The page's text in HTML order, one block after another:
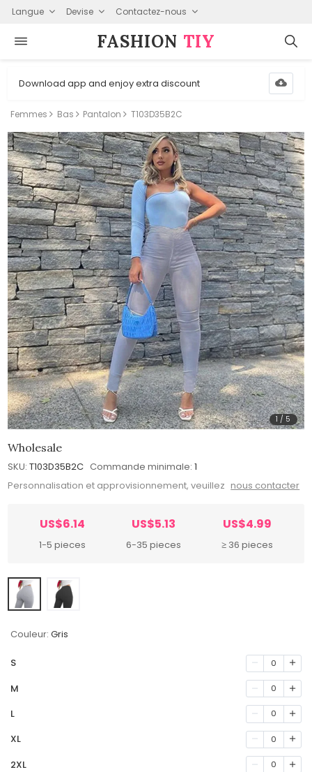
Langue Devise Contactez-nous
FASHION⁠ TIY
Download app and enjoy extra discount
Femmes Bas Pantalon T103D35B2C
1 / 5
Wholesale
SKU: T103D35B2C Commande minimale: 1
Personnalisation et approvisionnement, veuillez nous contacter
US$6.14
1-5 pieces
US$5.13
6-35 pieces
US$4.99
≥ 36 pieces
Couleur: Gris
S 0
M 0
L 0
XL 0
2XL 0